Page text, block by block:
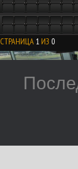
СТРАНИЦА 1 ИЗ 0